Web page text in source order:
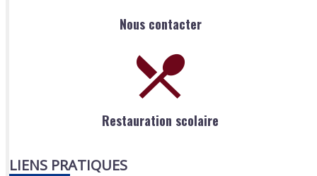
Nous contacter
Restauration scolaire
LIENS PRATIQUES